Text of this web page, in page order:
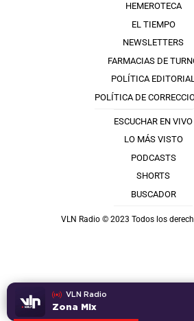
VLN Radio
Zona Mix
HEMEROTECA
EL TIEMPO
NEWSLETTERS
FARMACIAS DE
POLÍTICA
POLÍTICA DE
ESCUCHAR EN VIVO
LO MÁS VISTO
PODCASTS
SHORTS
BUSCADOR
VLN Radio © 2023 Todos los